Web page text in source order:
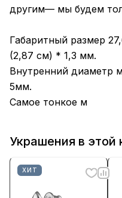
другим— мы будем
Габаритный размер
(2,87 см) * 1,3 мм.
Внутренний диаметр
5мм.
Самое тонкое м
Украшения в этой
ХИТ